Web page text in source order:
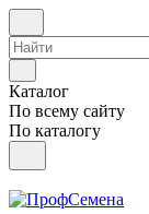
Каталог
По всему сайту
По каталогу